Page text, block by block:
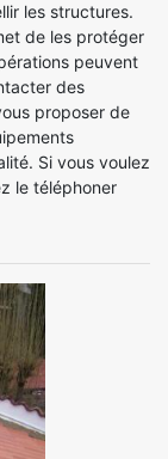
les structures.
de les protéger
peuvent
des
proposer de
Si vous voulez
le téléphoner